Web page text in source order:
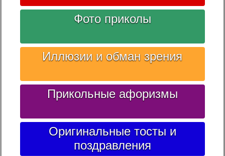
Фото приколы
Иллюзии и обман зрения
Прикольные афоризмы
Оригинальные тосты и
поздравления